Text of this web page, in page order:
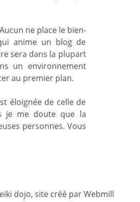
ne place le bien-
anime un blog de
sera dans la plupart
un environnement
au premier plan.
éloignée de celle de
je me doute que la
personnes. Vous
dojo, site créé par Webmill